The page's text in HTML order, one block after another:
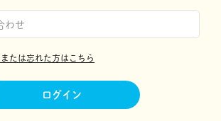
たは忘れた方はこちら
ログイン